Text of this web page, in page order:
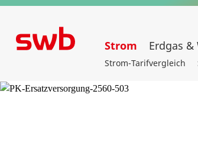
Strom Erdgas &
Strom-Tarifvergleich